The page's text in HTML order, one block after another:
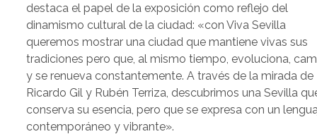
destaca el papel de la exposición como reflejo del
dinamismo cultural de la ciudad: «con Viva Sevilla
queremos mostrar una ciudad que mantiene vivas sus
tradiciones pero que, al mismo tiempo, evoluciona,
y se renueva constantemente. A través de la mirada de
Ricardo Gil y Rubén Terriza, descubrimos una Sevilla
conserva su esencia, pero que se expresa con un
contemporáneo y vibrante».